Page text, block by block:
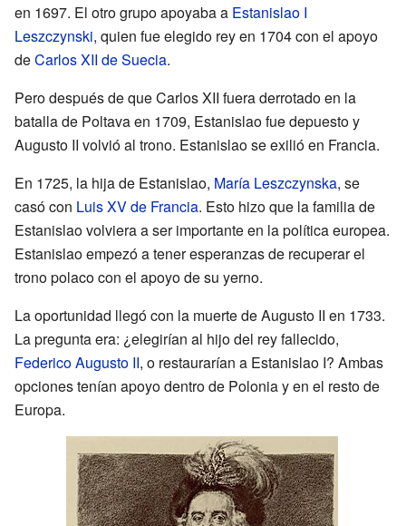
en 1697. El otro grupo apoyaba a Estanislao I
Leszczynski, quien fue elegido rey en 1704 con el apoyo
deCarlos XII de Suecia.
Pero después de que Carlos XII fuera derrotado en la
batalla de Poltava en 1709, Estanislao fue depuesto y
Augusto II volvió al trono. Estanislao se exilió en Francia.
En 1725, la hija de Estanislao, María Leszczynska, se
casó con Luis XV de Francia. Esto hizo que la familia de
Estanislao volviera a ser importante en la política europea.
Estanislao empezó a tener esperanzas de recuperar el
trono polaco con el apoyo de su yerno.
La oportunidad llegó con la muerte de Augusto II en 1733.
La pregunta era: ¿elegirían al hijo del rey fallecido,
Federico Augusto II, o restaurarían a Estanislao I? Ambas
opciones tenían apoyo dentro de Polonia y en el resto de
Europa.